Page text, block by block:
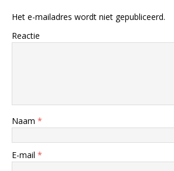
Het e-mailadres wordt niet gepubliceerd.
Reactie
Naam *
E-mail *